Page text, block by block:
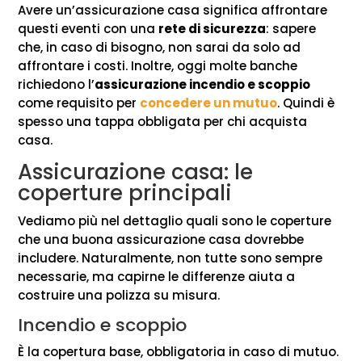
Avere un’assicurazione casa significa affrontare
questi eventi con una rete di sicurezza: sapere
che, in caso di bisogno, non sarai da solo ad
affrontare i costi. Inoltre, oggi molte banche
richiedono l’assicurazione incendio e scoppio
come requisito per concedere un mutuo. Quindi è
spesso una tappa obbligata per chi acquista
casa.
Assicurazione casa: le
coperture principali
Vediamo più nel dettaglio quali sono le coperture
che una buona assicurazione casa dovrebbe
includere. Naturalmente, non tutte sono sempre
necessarie, ma capirne le differenze aiuta a
costruire una polizza su misura.
Incendio e scoppio
È la copertura base, obbligatoria in caso di mutuo.